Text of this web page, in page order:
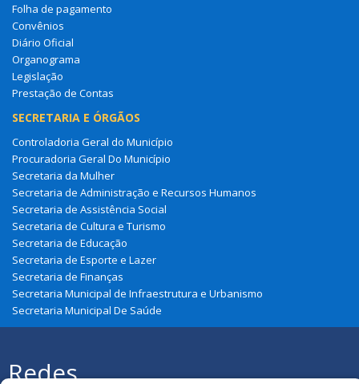
Folha de pagamento
Convênios
Diário Oficial
Organograma
Legislação
Prestação de Contas
SECRETARIA E ÓRGÃOS
Controladoria Geral do Município
Procuradoria Geral Do Município
Secretaria da Mulher
Secretaria de Administração e Recursos Humanos
Secretaria de Assistência Social
Secretaria de Cultura e Turismo
Secretaria de Educação
Secretaria de Esporte e Lazer
Secretaria de Finanças
Secretaria Municipal de Infraestrutura e Urbanismo
Secretaria Municipal De Saúde
Redes